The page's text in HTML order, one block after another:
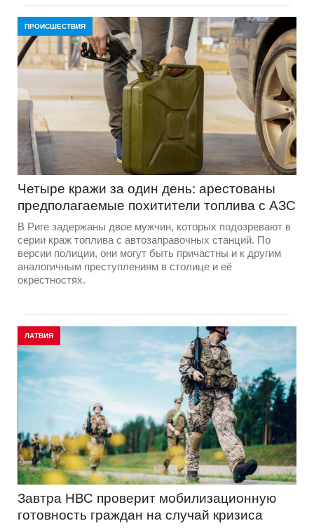
ПРОИСШЕСТВИЯ
Четыре кражи за один день: арестованы
предполагаемые похитители топлива с АЗС
В Риге задержаны двое мужчин, которых подозревают в
серии краж топлива с автозаправочных станций. По
версии полиции, они могут быть причастны и к другим
аналогичным преступлениям в столице и её
окрестностях.
ЛАТВИЯ
Завтра НВС проверит мобилизационную
готовность граждан на случай кризиса